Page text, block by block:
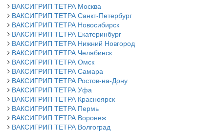
ВАКСИГРИП ТЕТРА Москва
ВАКСИГРИП ТЕТРА Санкт-Петербург
ВАКСИГРИП ТЕТРА Новосибирск
ВАКСИГРИП ТЕТРА Екатеринбург
ВАКСИГРИП ТЕТРА Нижний Новгород
ВАКСИГРИП ТЕТРА Челябинск
ВАКСИГРИП ТЕТРА Омск
ВАКСИГРИП ТЕТРА Самара
ВАКСИГРИП ТЕТРА Ростов-на-Дону
ВАКСИГРИП ТЕТРА Уфа
ВАКСИГРИП ТЕТРА Красноярск
ВАКСИГРИП ТЕТРА Пермь
ВАКСИГРИП ТЕТРА Воронеж
ВАКСИГРИП ТЕТРА Волгоград